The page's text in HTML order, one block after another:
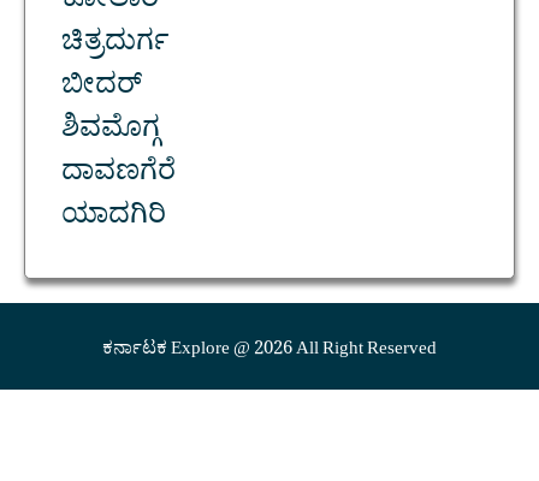
ಚಿತ್ರದುರ್ಗ
ಬೀದರ್
ಶಿವಮೊಗ್ಗ
ದಾವಣಗೆರೆ
ಯಾದಗಿರಿ
ಕರ್ನಾಟಕ Explore @ 2026 All Right Reserved